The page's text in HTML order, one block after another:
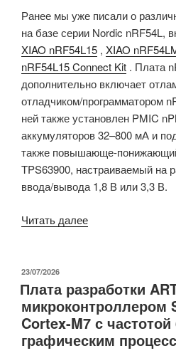
Ранее мы уже писали о
на базе серии Nordic nRF54L,
XIAO nRF54L15 , XIAO
nRF54L15 Connect Kit . Плата
дополнительно включает
отладчиком/программатором
ней также установлен PMIC
аккумуляторов 32–800 мА и
также повышающе-
TPS63900, настраиваемый на
ввода/вывода 1,8 В или 3,3 В.
Читать далее«Отладочная
nRF54L15
Discovery
оснащена
отладочным
ОПУБЛИКОВАНО
23/07/2026
Плата разработки
микроконтроллером
Cortex-M7 с
графическим